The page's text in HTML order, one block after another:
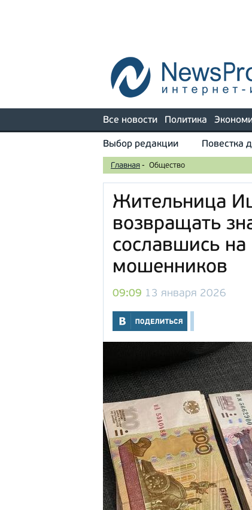
Все новости Политика
Выбор редакции Повестка
Главная - Общество
Жительница
возвращать
сославшись на
мошенников
09:09 13 января 2026